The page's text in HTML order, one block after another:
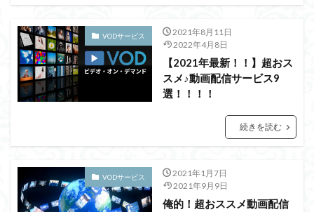
VODサービス
2021年8月11日
2022年4月8日
【2021年最新！！】超おス
スメ♪動画配信サービス9
選！！！！
続きを読む
VODサービス
2021年1月7日
2021年9月9日
俺的！超おススメ動画配信